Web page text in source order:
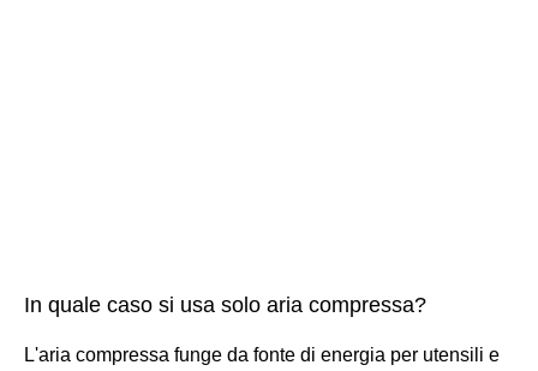
In quale caso si usa solo aria compressa?
L'aria compressa funge da fonte di energia per utensili e